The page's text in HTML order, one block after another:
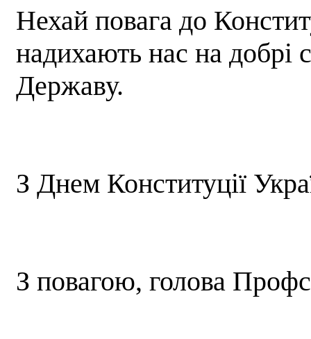
Нехай повага до
надихають нас на
Державу.
З Днем Конституції
З повагою, голова